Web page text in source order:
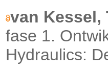
van Kessel,
fase 1.
Hydraulics: